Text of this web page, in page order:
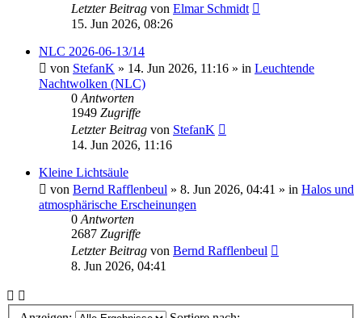
Letzter Beitrag von Elmar Schmidt
15. Jun 2026, 08:26
NLC 2026-06-13/14
von StefanK » 14. Jun 2026, 11:16 » in Leuchtende
Nachtwolken (NLC)
0 Antworten
1949 Zugriffe
Letzter Beitrag von StefanK
14. Jun 2026, 11:16
Kleine Lichtsäule
von Bernd Rafflenbeul » 8. Jun 2026, 04:41 » in Halos und
atmosphärische Erscheinungen
0 Antworten
2687 Zugriffe
Letzter Beitrag von Bernd Rafflenbeul
8. Jun 2026, 04:41